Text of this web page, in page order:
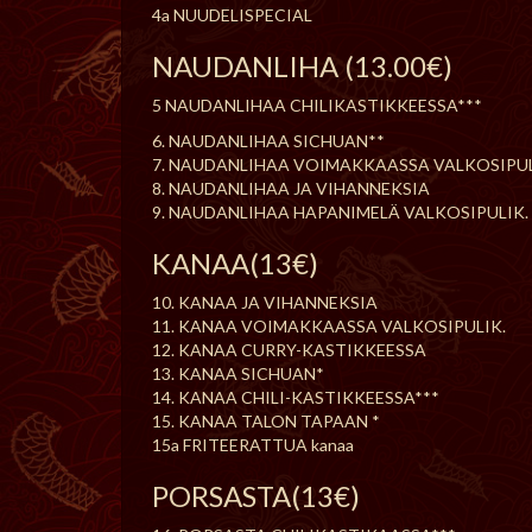
4a NUUDELISPECIAL
NAUDANLIHA (13.00€)
5 NAUDANLIHAA CHILIKASTIKKEESSA***
6. NAUDANLIHAA SICHUAN**
7. NAUDANLIHAA VOIMAKKAASSA
8. NAUDANLIHAA JA VIHANNEKSIA
9. NAUDANLIHAA HAPANIMELÄ VALKOSIPULIK.
KANAA(13€)
10. KANAA JA VIHANNEKSIA
11. KANAA VOIMAKKAASSA VALKOSIPULIK.
12. KANAA CURRY-KASTIKKEESSA
13. KANAA SICHUAN*
14. KANAA CHILI-KASTIKKEESSA***
15. KANAA TALON TAPAAN *
15a FRITEERATTUA kanaa
PORSASTA(13€)